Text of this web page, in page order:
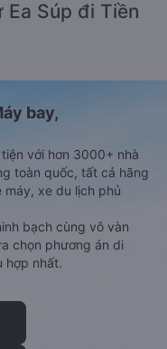
Súp đi Tiền
bay,
với hơn 3000+ nhà
toàn quốc, tất cả hãng
xe du lịch phủ
bạch cùng vô vàn
chọn phương án di
hợp nhất.